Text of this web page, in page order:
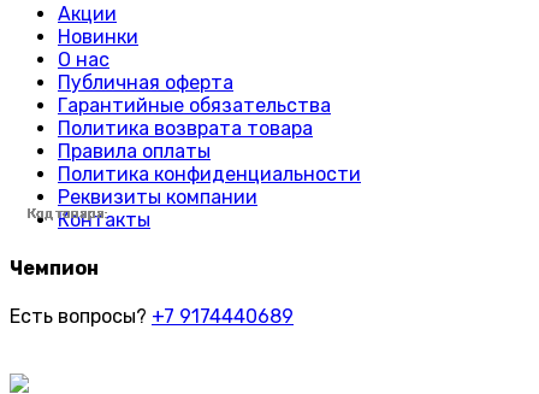
Код товара:
Код товара:
Код товара:
Код товара:
Код товара:
Код товара:
Код товара:
Код товара:
Код товара:
Код товара:
Код товара:
Код товара:
Код товара:
Код товара:
Код товара:
Код товара:
Код товара:
Код товара:
Код товара:
Код товара:
Код товара:
Код товара:
Код товара:
Код товара:
Акции
Новинки
О нас
Публичная оферта
Гарантийные обязательства
Политика возврата товара
Правила оплаты
Политика конфиденциальности
Реквизиты компании
Контакты
Чемпион
Есть вопросы? +7 9174440689